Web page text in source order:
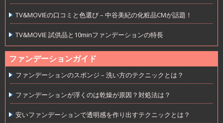
TV&MOVIEの口コミと色選び – 中谷美紀の化粧品CMが話題！
TV&MOVIE 試供品と10minファンデーションの特長
ファンデーションガイド
ファンデーションのスポンジ – 洗い方のテクニックとは？
ファンデーションが浮くのは乾燥が原因？対処法は？
安いファンデーションで透明感を作り出すテクニックとは？